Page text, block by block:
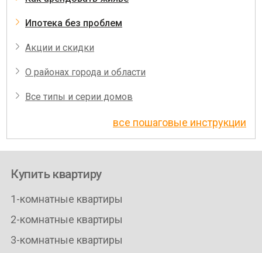
Ипотека без проблем
Акции и скидки
О районах города и области
Все типы и серии домов
все пошаговые инструкции
Купить квартиру
1-комнатные квартиры
2-комнатные квартиры
3-комнатные квартиры